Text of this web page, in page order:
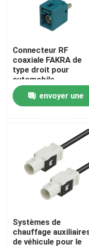
Vidéos
À propos de nous
Visite de l'usine
Nous contacter
Demander un devis
Connecteur de
Connecteur RF
coaxiale FAKRA de
type droit pour
automobile
envoyer une
Systèmes de
chauffage
de véhicule pour le